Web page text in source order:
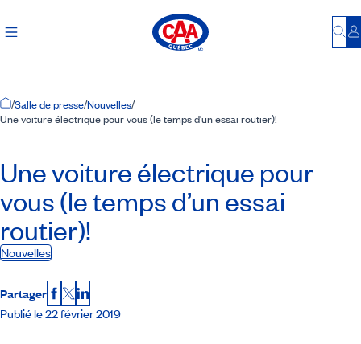
Accueil
/Salle de presse/Nouvelles/
Une voiture électrique pour vous (le temps d’un essai routier)!
Une voiture électrique pour
vous (le temps d’un essai
routier)!
Nouvelles
Partager Facebook
X LinkedIn
Publié le 22 février 2019